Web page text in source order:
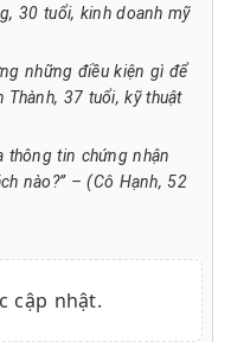
30 tuổi, kinh doanh mỹ
những điều kiện gì để
Thành, 37 tuổi, kỹ thuật
thông tin chứng nhận
nào?” – (Cô Hạnh, 52
cập nhật.